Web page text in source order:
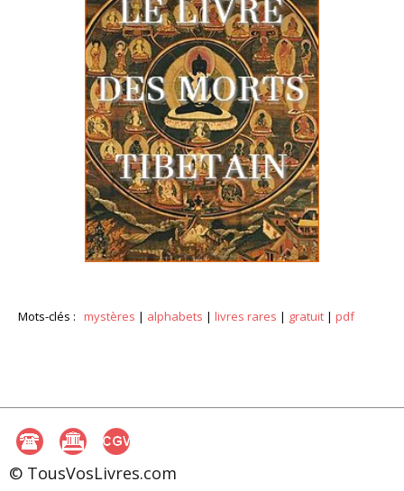
Mots-clés : mystères | alphabets | livres rares | gratuit | pdf
© TousVosLivres.com